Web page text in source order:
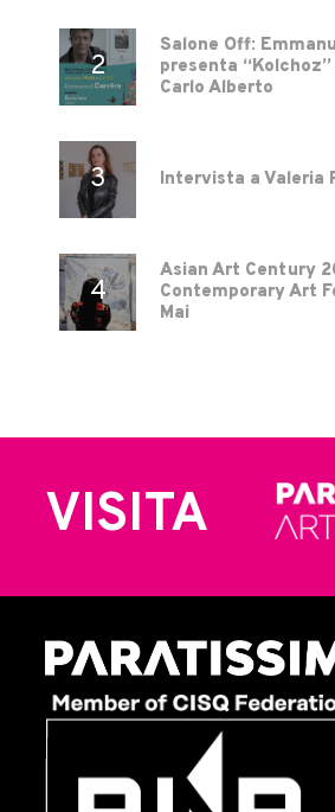
Salone Off:
presenta
Carlo Alberto
Intervista a Valeria
Asian Art Century
Contemporary Art
Mai
VISITA